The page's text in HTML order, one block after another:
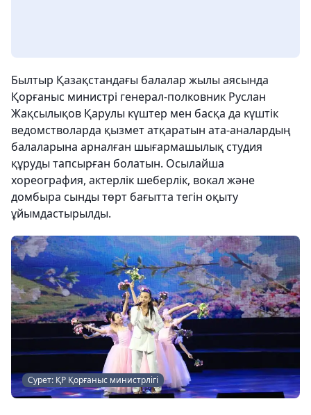
Былтыр Қазақстандағы балалар жылы аясында
Қорғаныс министрі генерал-полковник Руслан
Жақсылықов Қарулы күштер мен басқа да күштік
ведомстволарда қызмет атқаратын ата-аналардың
балаларына арналған шығармашылық студия
құруды тапсырған болатын. Осылайша
хореография, актерлік шеберлік, вокал және
домбыра сынды төрт бағытта тегін оқыту
ұйымдастырылды.
Сурет: ҚР Қорғаныс министрлігі